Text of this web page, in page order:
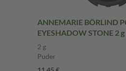
ANNEMARIE BÖRLIND
EYESHADOW STONE 2
2 g
Puder